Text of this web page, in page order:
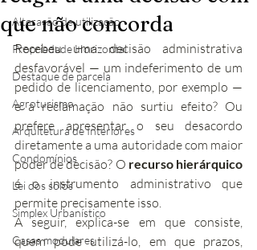
Alteração de utilização
Propriedade Horizontal
Destaque de parcela
Agroturismo
Arquitetura de Interiores
Condomínios
Lei dos solos
Simplex Urbanístico
Casas modulares
que não concorda
Recebeu uma decisão administrativa
desfavorável — um indeferimento de um
pedido de licenciamento, por exemplo —
e a reclamação não surtiu efeito? Ou
prefere apresentar o seu desacordo
diretamente a uma autoridade com maior
poder de decisão? O recurso hierárquico
é o instrumento administrativo que
permite precisamente isso.
A seguir, explica-se em que consiste,
quem pode utilizá-lo, em que prazos,